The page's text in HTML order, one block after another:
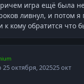
игра ещё была
ливнул, и потом я
к кому обратится что
25 октября, 202525 окт